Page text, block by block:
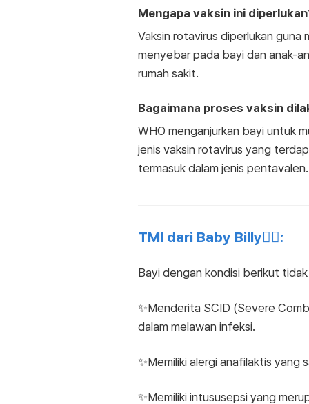
Mengapa vaksin ini
Vaksin rotavirus diperlukan
menyebar pada bayi dan anak-
rumah sakit.
Bagaimana proses vaksin
WHO menganjurkan bayi untuk
jenis vaksin rotavirus yang
termasuk dalam jenis pentavalen.
TMI dari Baby Billy👩‍⚕️:
Bayi dengan kondisi berikut
✨Menderita SCID (Severe
dalam melawan infeksi.
✨Memiliki alergi anafilaktis yang
✨Memiliki intususepsi yang